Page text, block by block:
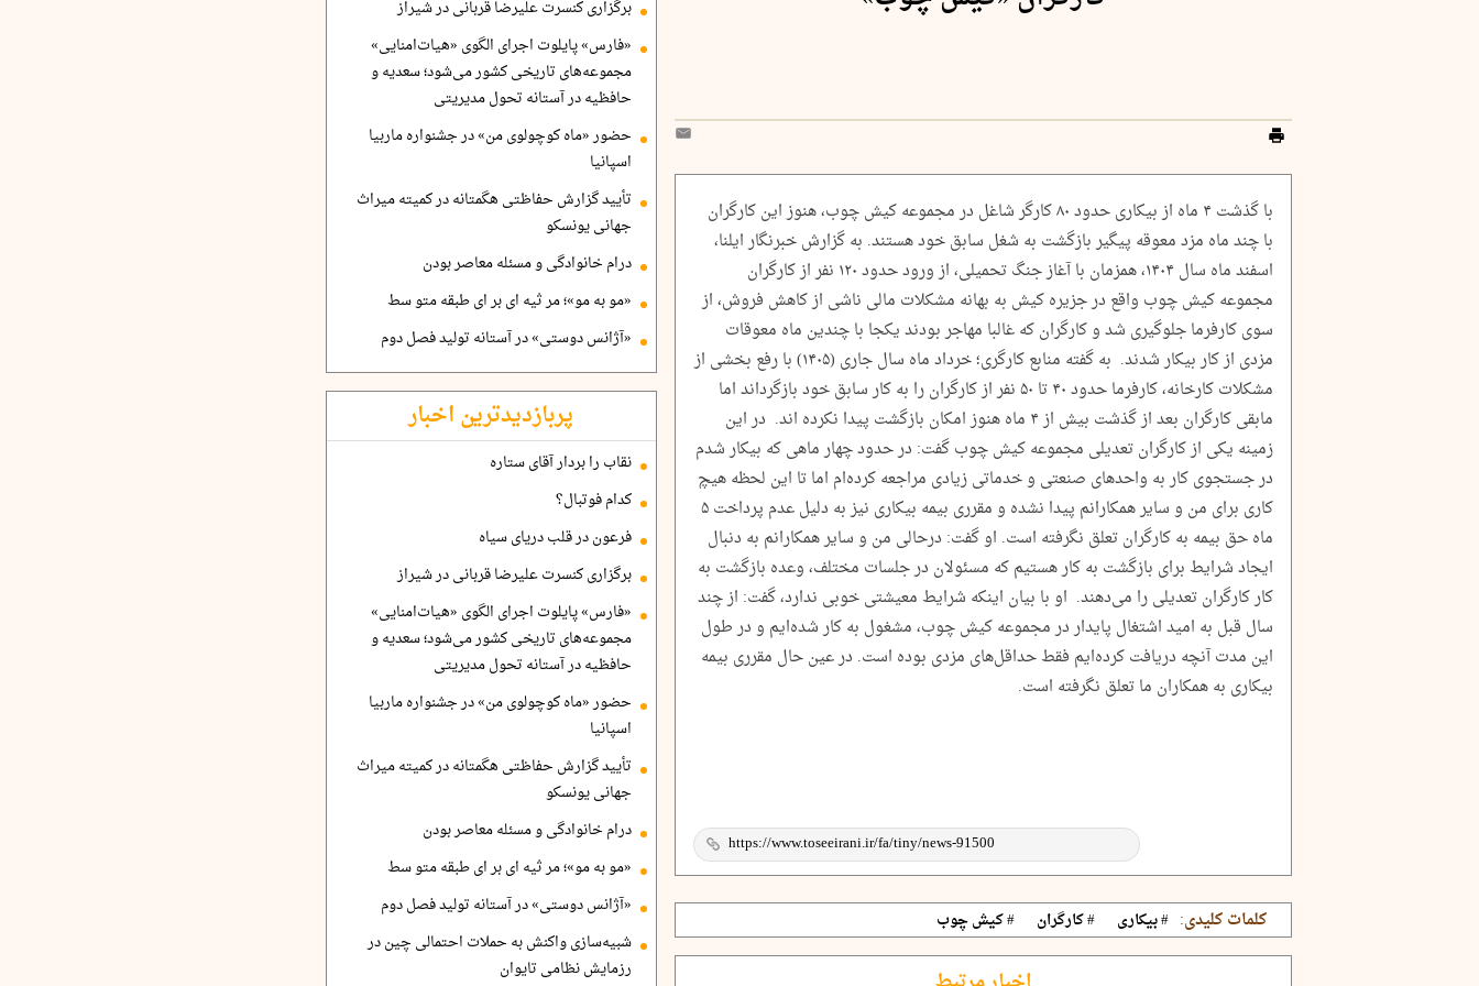
با گذشت ۴ ماه از بیکاری حدود ۸۰ کارگر شاغل در مجموعه کیش چوب، هنوز این کارگران
با چند ماه مزد معوقه پیگیر بازگشت به شغل سابق خود هستند. به گزارش خبرنگار ایلنا،
اسفند ماه سال ۱۴۰۴، همزمان با آغاز جنگ تحمیلی، از ورود حدود ۱۲۰ نفر از کارگران
مجموعه کیش چوب واقع در جزیره کیش به بهانه مشکلات مالی ناشی از کاهش فروش، از
سوی کارفرما جلوگیری شد و کارگران که غالبا مهاجر بودند یکجا با چندین ماه معوقات
مزدی از کار بیکار شدند. به گفته منابع کارگری؛ خرداد ماه سال جاری (۱۴۰۵) با رفع بخشی از
مشکلات کارخانه، کارفرما حدود ۴۰ تا ۵۰ نفر از کارگران را به کار سابق خود بازگرداند اما
مابقی کارگران بعد از گذشت بیش از ۴ ماه هنوز امکان بازگشت پیدا نکرده اند. در این
زمینه یکی از کارگران تعدیلی مجموعه کیش چوب گفت: در حدود چهار ماهی که بیکار شدم
در جستجوی کار به واحدهای صنعتی و خدماتی زیادی مراجعه کرده‌ام اما تا این لحظه هیچ
کاری برای من و سایر همکارانم پیدا نشده و مقرری بیمه بیکاری نیز به دلیل‌ عدم پرداخت ۵
ماه حق بیمه به کارگران تعلق نگرفته است. او گفت: درحالی من و سایر همکارانم به دنبال
ایجاد شرایط برای بازگشت به کار هستیم که مسئولان در جلسات مختلف، وعده بازگشت به
کار کارگران تعدیلی را می‌دهند. او با بیان اینکه شرایط معیشتی خوبی ندارد، گفت: از چند
سال قبل به امید اشتغال پایدار در مجموعه کیش چوب، مشغول به کار شده‌ایم و در طول
این مدت آنچه دریافت کرده‌ایم فقط حداقل‌های مزدی بوده است. در عین حال مقرری بیمه
بیکاری به همکاران ما تعلق نگرفته است.
کلمات کلیدی: # بیکاری # کارگران # کیش چوب
برگزاری کنسرت علیرضا قربانی در شیراز
«فارس» پایلوت اجرای الگوی «هیات‌امنایی»
مجموعه‌های تاریخی کشور می‌شود؛ سعدیه و
حافظیه در آستانه تحول مدیریتی
حضور «ماه کوچولوی من» در جشنواره ماربیا
اسپانیا
تأیید گزارش حفاظتی هگمتانه در کمیته میراث
جهانی یونسکو
درام خانوادگی و مسئله معاصر بودن
«مو به مو»؛ مر ثیه ای بر ای طبقه متو سط
«آژانس دوستی» در آستانه تولید فصل دوم
پربازدیدترین اخبار
نقاب را بردار آقای ستاره
کدام فوتبال؟
فرعون در قلب دریای سیاه
برگزاری کنسرت علیرضا قربانی در شیراز
«فارس» پایلوت اجرای الگوی «هیات‌امنایی»
مجموعه‌های تاریخی کشور می‌شود؛ سعدیه و
حافظیه در آستانه تحول مدیریتی
حضور «ماه کوچولوی من» در جشنواره ماربیا
اسپانیا
تأیید گزارش حفاظتی هگمتانه در کمیته میراث
جهانی یونسکو
درام خانوادگی و مسئله معاصر بودن
«مو به مو»؛ مر ثیه ای بر ای طبقه متو سط
«آژانس دوستی» در آستانه تولید فصل دوم
شبیه‌سازی واکنش به حملات احتمالی چین در
رزمایش نظامی تایوان